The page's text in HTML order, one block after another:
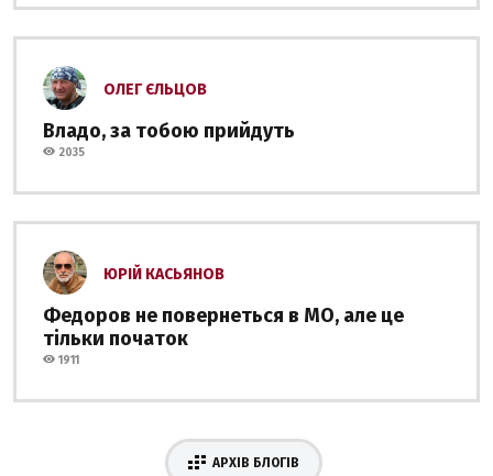
ОЛЕГ ЄЛЬЦОВ
Владо, за тобою прийдуть
2035
ЮРІЙ КАСЬЯНОВ
Федоров не повернеться в МО, але це
тільки початок
1911
АРХІВ БЛОГІВ